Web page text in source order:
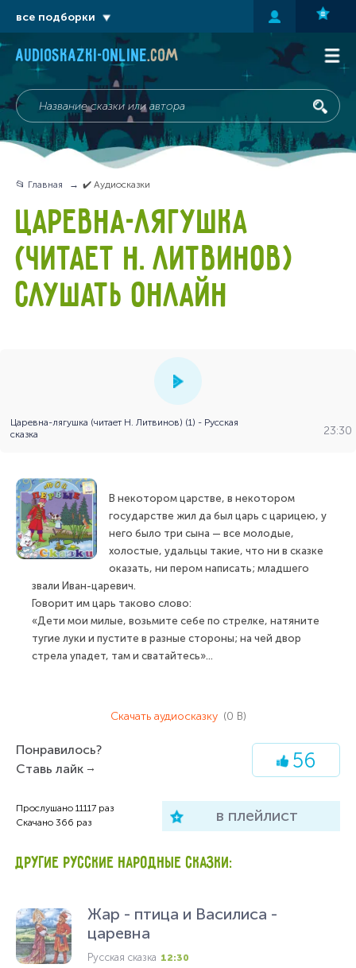
audioskazki-online.com
📂 Главная ✔️ Аудиосказки
ЦАРЕВНА-ЛЯГУШКА
(ЧИТАЕТ Н. ЛИТВИНОВ)
СЛУШАТЬ ОНЛАЙН
Царевна-лягушка (читает Н. Литвинов) (1) - Русская
сказка
23:30
В некотором царстве, в некотором
государстве жил да был царь с царицею, у
него было три сына — все молодые,
холостые, удальцы такие, что ни в сказке
оказать, ни пером написать; младшего
звали Иван-царевич.
Говорит им царь таково слово:
«Дети мои милые, возьмите себе по стрелке, натяните
тугие луки и пустите в разные стороны; на чей двор
стрела упадет, там и сватайтесь»...
Скачать аудиосказку (0 B)
Понравилось?
Ставь лайк
56
Прослушано 11117 раз
Скачано 366 раз в плейлист
ДРУГИЕ РУССКИЕ НАРОДНЫЕ СКАЗКИ:
Жар - птица и Василиса -
царевна
Русская сказка 12:30
все подборки